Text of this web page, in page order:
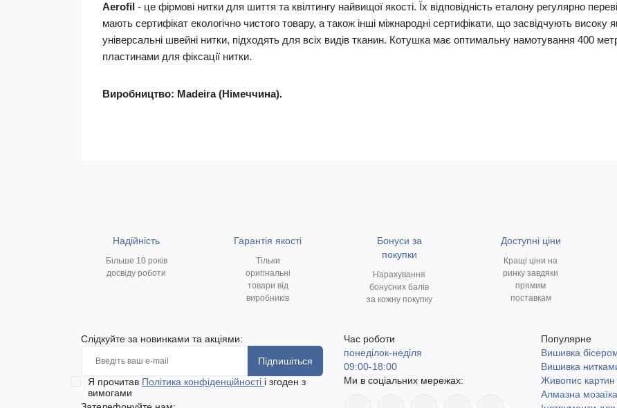
Aerofil - це фірмові нитки для шиття та квілтингу найвищої якості. Їх відповідність еталону регулярно
мають сертифікат екологічно чистого товару, а також інші міжнародні сертифікати, що засвідчують
універсальні швейні нитки, підходять для всіх видів тканин. Котушка має оптимальну намотування 400
пластинами для фіксації нитки.
Виробництво: Madeira (Німеччина).
Надійність
Більше 10 років
досвіду роботи
Гарантія якості
Тільки
оригінальні
товари від
виробників
Бонуси за
покупки
Нарахування
бонусних балів
за кожну покупку
Доступні ціни
Кращі ціни на
ринку завдяки
прямим
поставкам
Слідкуйте за новинками та акціями:
Підпишіться
Я прочитав Політика конфіденційності і згоден з
вимогами
Час роботи
понеділок-неділя
09:00-18:00
Ми в соціальних мережах:
Популярне
Вишивка
Вишивка
Живопис
Алмазна мозаїка